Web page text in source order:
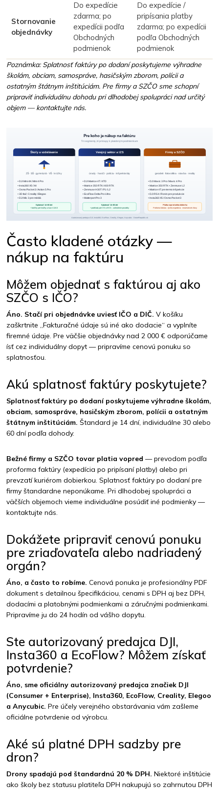
Stornovanie
objednávky
Do expedície
zdarma; po
expedícii podľa
Obchodných
podmienok
Do expedície /
pripísania platby
zdarma; po expedícii
podľa Obchodných
podmienok
Poznámka: Splatnosť faktúry po dodaní poskytujeme výhradne
školám, obciam, samospráve, hasičským zborom, polícii a
ostatným štátnym inštitúciám. Pre firmy a SZČO sme schopní
pripraviť individuálnu dohodu pri dlhodobej spolupráci nad určitý
objem — kontaktujte nás.
Často kladené otázky —
nákup na faktúru
Môžem objednať s faktúrou aj ako
SZČO s IČO?
Áno. Stačí pri objednávke uviesť IČO a DIČ. V košíku
zaškrtnite „Fakturačné údaje sú iné ako dodacie“ a vyplníte
firemné údaje. Pre väčšie objednávky nad 2 000 € odporúčame
ísť cez individuálny dopyt — pripravíme cenovú ponuku so
splatnosťou.
Akú splatnosť faktúry poskytujete?
Splatnosť faktúry po dodaní poskytujeme výhradne školám,
obciam, samospráve, hasičským zborom, polícii a ostatným
štátnym inštitúciám. Štandard je 14 dní, individuálne 30 alebo
60 dní podľa dohody.
Bežné firmy a SZČO tovar platia vopred — prevodom podľa
proforma faktúry (expedícia po pripísaní platby) alebo pri
prevzatí kuriérom dobierkou. Splatnosť faktúry po dodaní pre
firmy štandardne neponúkame. Pri dlhodobej spolupráci a
väčších objemoch vieme individuálne posúdiť iné podmienky —
kontaktujte nás.
Dokážete pripraviť cenovú ponuku
pre zriaďovateľa alebo nadriadený
orgán?
Áno, a často to robíme. Cenová ponuka je profesionálny PDF
dokument s detailnou špecifikáciou, cenami s DPH aj bez DPH,
dodacími a platobnými podmienkami a záručnými podmienkami.
Pripravíme ju do 24 hodín od vášho dopytu.
Ste autorizovaný predajca DJI,
Insta360 a EcoFlow? Môžem získať
potvrdenie?
Áno, sme oficiálny autorizovaný predajca značiek DJI
(Consumer + Enterprise), Insta360, EcoFlow, Creality, Elegoo
a Anycubic. Pre účely verejného obstarávania vám zašleme
oficiálne potvrdenie od výrobcu.
Aké sú platné DPH sadzby pre
dron?
Drony spadajú pod štandardnú 20 % DPH. Niektoré inštitúcie
ako školy bez statusu platiteľa DPH nakupujú so zahrnutou DPH